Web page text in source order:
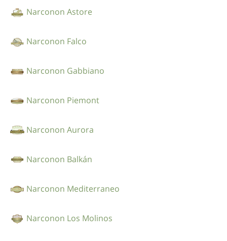
Narconon Astore
Narconon Falco
Narconon Gabbiano
Narconon Piemont
Narconon Aurora
Narconon Balkán
Narconon Mediterraneo
Narconon Los Molinos